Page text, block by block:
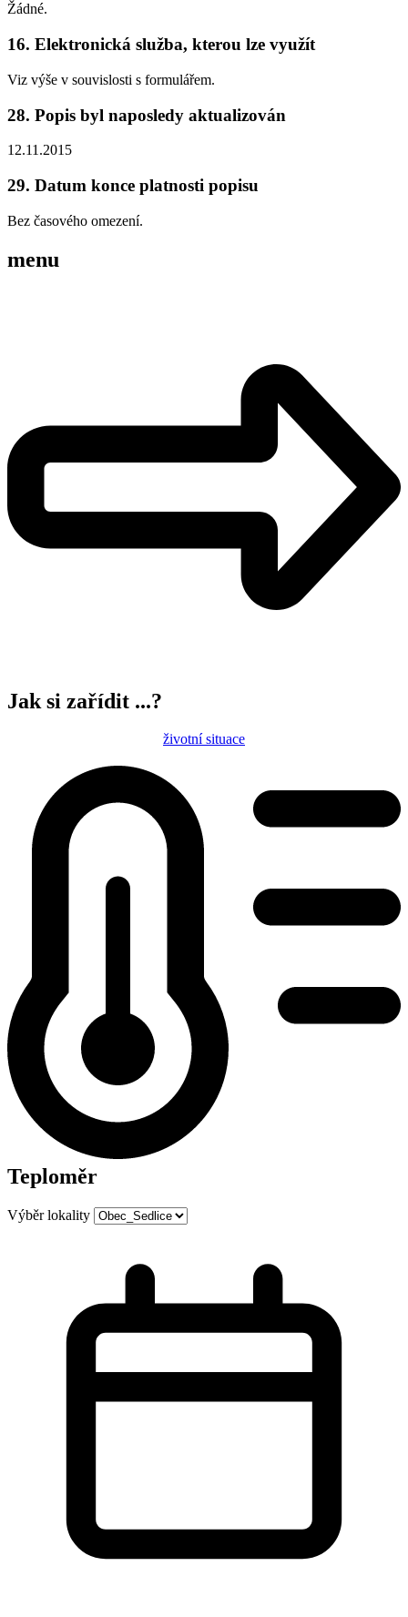
Žádné.
16. Elektronická služba, kterou lze využít
Viz výše v souvislosti s formulářem.
28. Popis byl naposledy aktualizován
12.11.2015
29. Datum konce platnosti popisu
Bez časového omezení.
menu
Jak si zařídit ...?
životní situace
Teploměr
Výběr lokality